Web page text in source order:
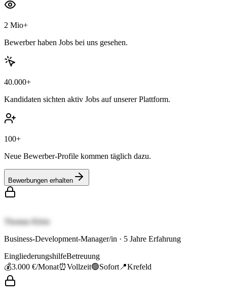
2 Mio+
Bewerber haben Jobs bei uns gesehen.
40.000+
Kandidaten sichten aktiv Jobs auf unserer Plattform.
100+
Neue Bewerber-Profile kommen täglich dazu.
Bewerbungen erhalten
Thomas Klein
Business-Development-Manager/in · 5 Jahre Erfahrung
EingliederungshilfeBetreuung
💰3.000 €/Monat⏰Vollzeit🟢Sofort 📍Krefeld